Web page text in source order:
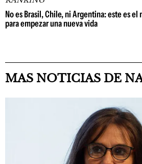
No es Brasil, Chile, ni Argentina: este es
para empezar una nueva vida
MAS NOTICIAS DE